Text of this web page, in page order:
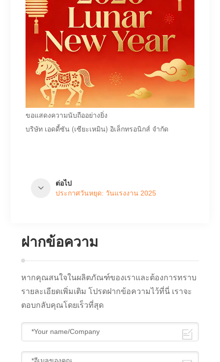
ขอแสดงความนับถืออย่างยิ่ง
บริษัท เอดดี้ซัน (เซียะเหมิน) อิเล็กทรอนิกส์ จำกัด
ต่อไป
ประกาศวันหยุด: วันแรงงาน 2025
ฝากข้อความ
หากคุณสนใจในผลิตภัณฑ์ของเราและต้องการทราบ
รายละเอียดเพิ่มเติม โปรดฝากข้อความไว้ที่นี่ เราจะ
ตอบกลับคุณโดยเร็วที่สุด